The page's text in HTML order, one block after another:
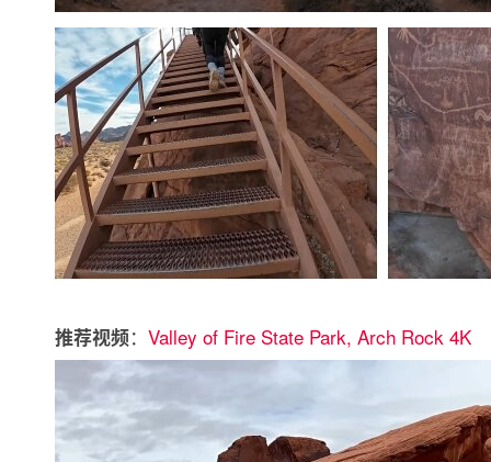
推荐视频： Valley of Fire State Park, Arch Rock 4K